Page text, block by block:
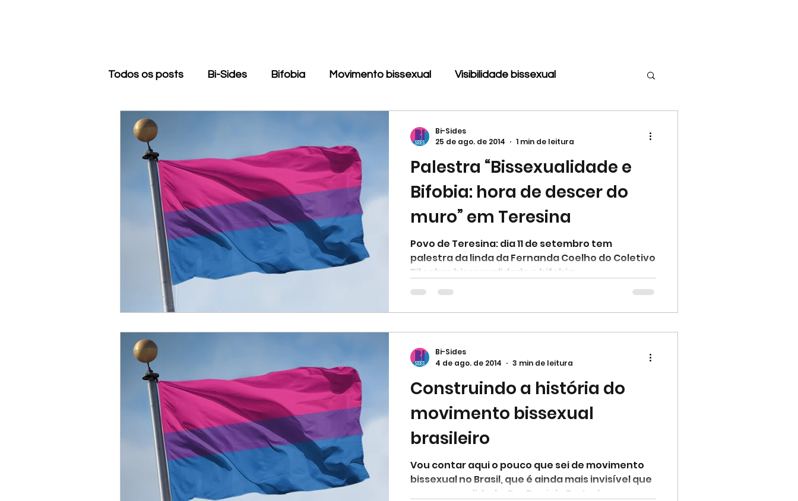
Todos os posts Bi-Sides Bifobia Movimento bissexual Visibilidade bissexual
Apagamento bissexual
Trans Negritude Consciência Negra Colorismo Machismo Beatriz Hermans
Kael Avila Dani Vas Daniela Furtado Jamille Nunes Juliani Damasceno
Kaique Fontes Nanda Rossi Natasha Avital Paulo Cesar Góis Vik Sphynx
Wesley Torres Rodrigues Zero Miranda Coletivo BIL Coletivo Brasileiro de Bissexuais
Coletivo AbrAce
Palestra “Bissexualidade e
Bifobia: hora de descer do
muro” em Teresina
Povo de Teresina: dia 11 de setembro tem
palestra da linda da Fernanda Coelho do Coletivo
Bil sobre bissexualidade e bifobia.
Bi-Sides
25 de ago. de 2014
1 min de leitura
Construindo a história do
movimento bissexual
brasileiro
Vou contar aqui o pouco que sei de movimento
bissexual no Brasil, que é ainda mais invisível que
nossa sexualidade. Por Daniela Furtado.
Bi-Sides
4 de ago. de 2014
3 min de leitura